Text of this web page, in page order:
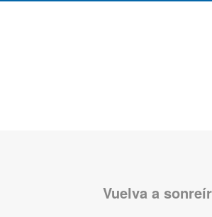
Vuelva a